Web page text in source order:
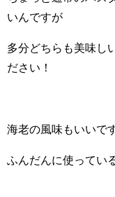
いんですが
多分どちらも美味し
ださい！
海老の風味もいいで
ふんだんに使ってい